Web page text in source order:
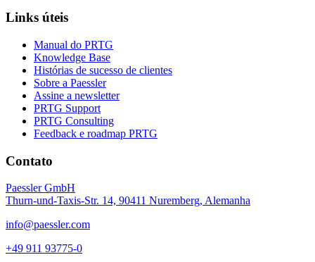
Links úteis
Manual do PRTG
Knowledge Base
Histórias de sucesso de clientes
Sobre a Paessler
Assine a newsletter
PRTG Support
PRTG Consulting
Feedback e roadmap PRTG
Contato
Paessler GmbH
Thurn-und-Taxis-Str. 14, 90411 Nuremberg, Alemanha
info@paessler.com
+49 911 93775-0